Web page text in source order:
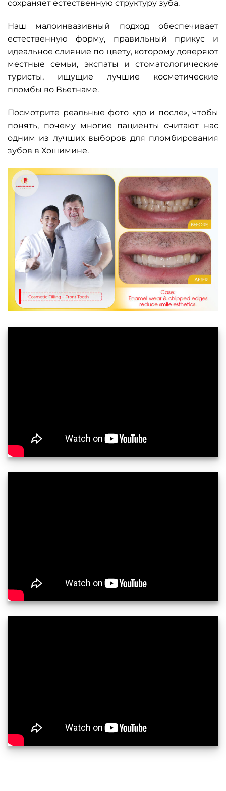
сохраняет естественную структуру зуба.
Наш малоинвазивный подход обеспечивает
естественную форму, правильный прикус и
идеальное слияние по цвету, которому доверяют
местные семьи, экспаты и стоматологические
туристы, ищущие лучшие косметические
пломбы во Вьетнаме.
Посмотрите реальные фото «до и после», чтобы
понять, почему многие пациенты считают нас
одним из лучших выборов для пломбирования
зубов в Хошимине.